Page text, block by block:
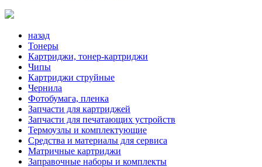
назад
Тонеры
Картриджи, тонер-картриджи
Чипы
Картриджи струйные
Чернила
Фотобумага, пленка
Запчасти для картриджей
Запчасти для печатающих устройств
Термоузлы и комплектующие
Средства и материалы для сервиса
Матричные картриджи
Заправочные наборы и комплекты